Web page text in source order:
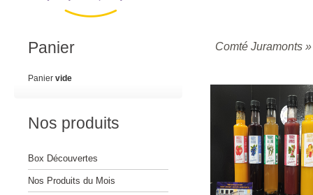
Comté Juramonts
Panier
Panier vide
Nos produits
Box Découvertes
Nos Produits du Mois